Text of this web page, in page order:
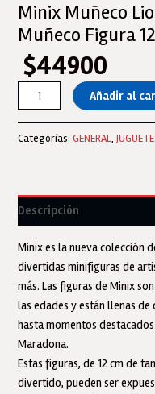
Minix Muñeco
Muñeco Figura
$44900
Minix
Muñeco
Messi
Figura
12
Cm
cantidad
Añadir al
Categorías:GENERAL,
Descripción
Minix es la nueva colección
divertidas minifiguras de
más. Las figuras de Minix
las edades y están llenas de
hasta momentos
Maradona.
Estas figuras, de 12 cm de
divertido, pueden ser